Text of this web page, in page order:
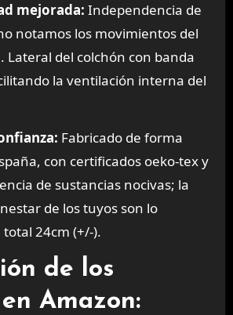
mejorada: Independencia de
notamos los movimientos del
del colchón con banda
la ventilación interna del
Fabricado de forma
con certificados oeko-tex y
de sustancias nocivas; la
de los tuyos son lo
24cm (+/-).
de los
Amazon: